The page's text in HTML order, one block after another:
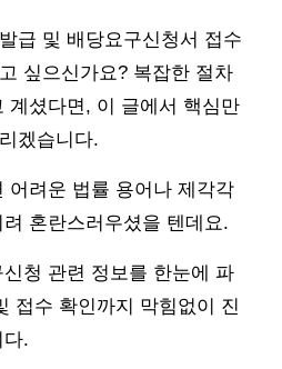
급 및 배당요구신청서 접수
싶으신가요? 복잡한 절차
계셨다면, 이 글에서 핵심만
겠습니다.
어려운 법률 용어나 제각각
혼란스러우셨을 텐데요.
청 관련 정보를 한눈에 파
접수 확인까지 막힘없이 진
다.